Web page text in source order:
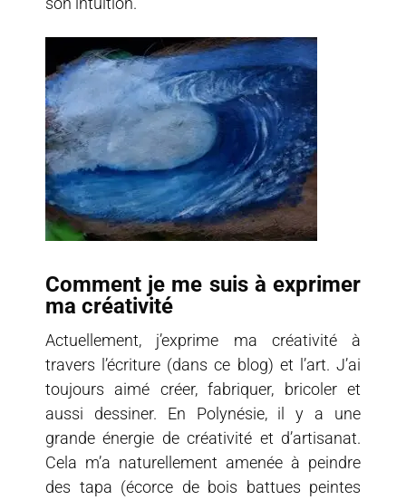
Comment je me suis à exprimer
ma créativité
Actuellement, j’exprime ma créativité à
travers l’écriture (dans ce blog) et l’art. J’ai
toujours aimé créer, fabriquer, bricoler et
aussi dessiner. En Polynésie, il y a une
grande énergie de créativité et d’artisanat.
Cela m’a naturellement amenée à peindre
des tapa (écorce de bois battues peintes